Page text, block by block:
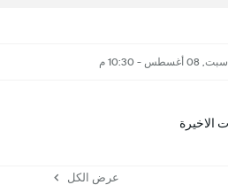
سبت, 08 أغسطس - 10:30 م
عرض الكل